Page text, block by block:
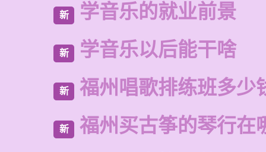
新 学音乐的就业前景
新 学音乐以后能干啥
新 福州唱歌排练班多少
新 福州买古筝的琴行在